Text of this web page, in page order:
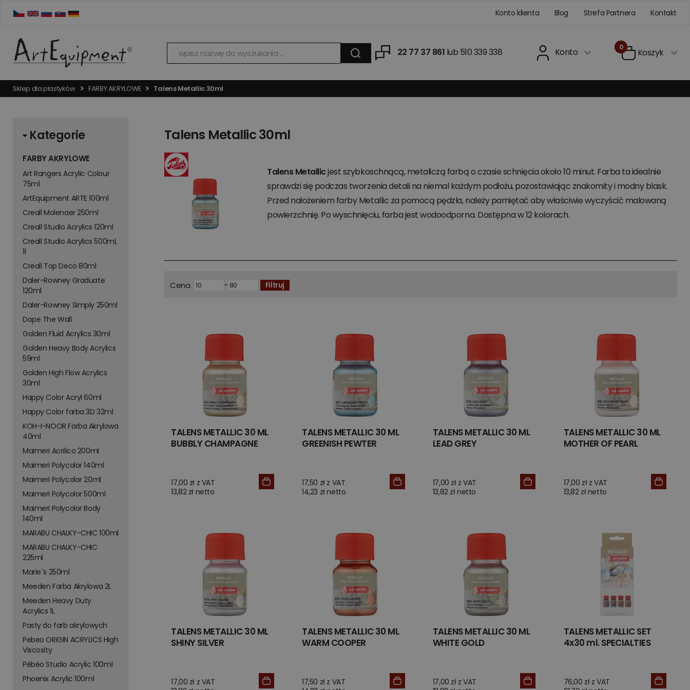
Konto klienta Blog Strefa Partnera Kontakt
22 77 37 861 lub 510 339 338 Konto 0 Koszyk
Sklep dla plastyków FARBY AKRYLOWE Talens Metallic 30ml
Kategorie
FARBY AKRYLOWE
Art Rangers Acrylic Colour
75ml
ArtEquipment ARTE 100ml
Creall Molenaer 250ml
Creall Studio Acrylics 120ml
Creall Studio Acrylics 500ml,
1l
Creall Top Deco 80ml
Daler-Rowney Graduate
120ml
Daler-Rowney Simply 250ml
Dope The Wall
Golden Fluid Acrylics 30ml
Golden Heavy Body Acrylics
59ml
Golden High Flow Acrylics
30ml
Happy Color Acryl 60ml
Happy Color farba 3D 32ml
KOH-I-NOOR Farba Akrylowa
40ml
Maimeri Acrilico 200ml
Maimeri Polycolor 140ml
Maimeri Polycolor 20ml
Maimeri Polycolor 500ml
Maimeri Polycolor Body
140ml
MARABU CHALKY-CHIC 100ml
MARABU CHALKY-CHIC
225ml
Marie`s 250ml
Meeden Farba Akrylowa 2L
Meeden Heavy Duty
Acrylics 1L
Pasty do farb akrylowych
Pebeo ORIGIN ACRYLICS High
Viscosity
Pébéo Studio Acrylic 100ml
Phoenix Acrylic 100ml
Cena - Filtruj
Talens Metallic 30ml
Talens Metallicjest szybkoschnącą, metaliczą farbą o czasie schnięcia około 10 minut. Farba ta idealnie
sprawdzi się podczas tworzenia detali na niemal każdym podłożu, pozostawiając znakomity i modny blask.
Przed nałożeniem farby Metallic za pomocą pędzla, należy pamiętać aby właściwie wyczyścić malowaną
powierzchnię. Po wyschnięciu, farba jest wodoodporna. Dostępna w 12 kolorach.
TALENS METALLIC 30 ML
BUBBLY CHAMPAGNE
17,00 zł z VAT
13,82 zł netto
TALENS METALLIC 30 ML
GREENISH PEWTER
17,50 zł z VAT
14,23 zł netto
TALENS METALLIC 30 ML
LEAD GREY
17,00 zł z VAT
13,82 zł netto
TALENS METALLIC 30 ML
MOTHER OF PEARL
17,00 zł z VAT
13,82 zł netto
TALENS METALLIC 30 ML
SHINY SILVER
17,00 zł z VAT
TALENS METALLIC 30 ML
WARM COOPER
17,50 zł z VAT
TALENS METALLIC 30 ML
WHITE GOLD
17,00 zł z VAT
TALENS METALLIC SET
4x30 ml. SPECIALTIES
76,00 zł z VAT